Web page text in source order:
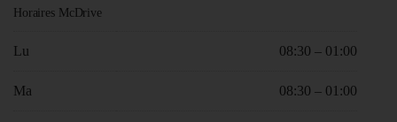
Horaires McDrive
Lu 08:30 – 01:00
Ma 08:30 – 01:00